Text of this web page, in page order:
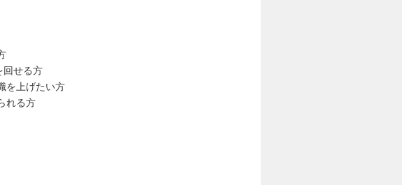
回せる方
を上げたい方
れる方